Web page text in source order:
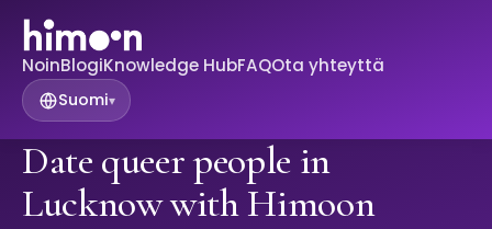
NoinBlogiKnowledge HubFAQOta yhteyttä
Suomi▾
Date queer people in
Lucknow with Himoon